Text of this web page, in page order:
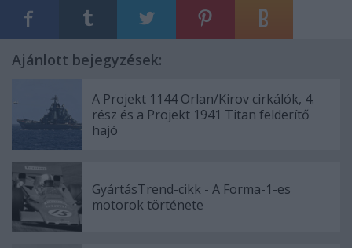
Ajánlott bejegyzések:
A Projekt 1144 Orlan/Kirov cirkálók, 4.
rész és a Projekt 1941 Titan felderítő
hajó
GyártásTrend-cikk - A Forma-1-es
motorok története